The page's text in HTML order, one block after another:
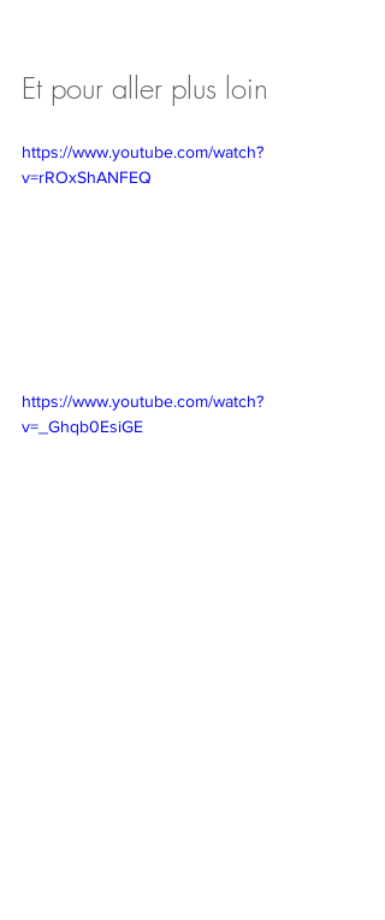
Et pour aller plus loin
https://www.youtube.com/watch?
v=rROxShANFEQ
https://www.youtube.com/watch?
v=_Ghqb0EsiGE